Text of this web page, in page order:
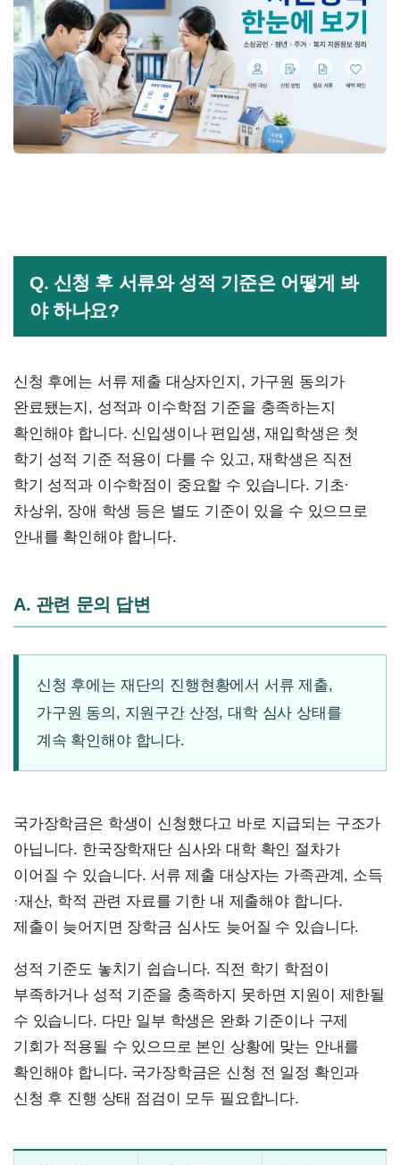
Q. 신청 후 서류와 성적 기준은 어떻게 봐
야 하나요?
신청 후에는 서류 제출 대상자인지, 가구원 동의가
완료됐는지, 성적과 이수학점 기준을 충족하는지
확인해야 합니다. 신입생이나 편입생, 재입학생은 첫
학기 성적 기준 적용이 다를 수 있고, 재학생은 직전
학기 성적과 이수학점이 중요할 수 있습니다. 기초·
차상위, 장애 학생 등은 별도 기준이 있을 수 있으므로
안내를 확인해야 합니다.
A. 관련 문의 답변
신청 후에는 재단의 진행현황에서 서류 제출,
가구원 동의, 지원구간 산정, 대학 심사 상태를
계속 확인해야 합니다.
국가장학금은 학생이 신청했다고 바로 지급되는 구조가
아닙니다. 한국장학재단 심사와 대학 확인 절차가
이어질 수 있습니다. 서류 제출 대상자는 가족관계, 소득
·재산, 학적 관련 자료를 기한 내 제출해야 합니다.
제출이 늦어지면 장학금 심사도 늦어질 수 있습니다.
성적 기준도 놓치기 쉽습니다. 직전 학기 학점이
부족하거나 성적 기준을 충족하지 못하면 지원이 제한될
수 있습니다. 다만 일부 학생은 완화 기준이나 구제
기회가 적용될 수 있으므로 본인 상황에 맞는 안내를
확인해야 합니다. 국가장학금은 신청 전 일정 확인과
신청 후 진행 상태 점검이 모두 필요합니다.